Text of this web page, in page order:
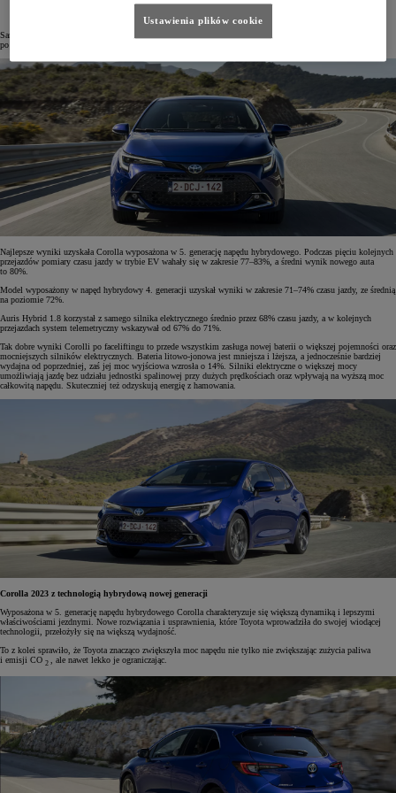
Samochody miały pięciokrotnie pokonać trasę o długości 11,9 km, wytyczoną ulicami Poznania. Przejazdy
po suchej nawierzchni w temperaturze kilku stopni powyżej zera zajmowały im średnio około 33 minuty.
Najlepsze wyniki uzyskała Corolla wyposażona w 5. generację napędu hybrydowego. Podczas pięciu kolejnych
przejazdów pomiary czasu jazdy w trybie EV wahały się w zakresie 77–83%, a średni wynik nowego auta
to 80%.
Model wyposażony w napęd hybrydowy 4. generacji uzyskał wyniki w zakresie 71–74% czasu jazdy, ze średnią
na poziomie 72%.
Auris Hybrid 1.8 korzystał z samego silnika elektrycznego średnio przez 68% czasu jazdy, a w kolejnych
przejazdach system telemetryczny wskazywał od 67% do 71%.
Tak dobre wyniki Corolli po faceliftingu to przede wszystkim zasługa nowej baterii o większej pojemności oraz
mocniejszych silników elektrycznych. Bateria litowo-jonowa jest mniejsza i lżejsza, a jednocześnie bardziej
wydajna od poprzedniej, zaś jej moc wyjściowa wzrosła o 14%. Silniki elektryczne o większej mocy
umożliwiają jazdę bez udziału jednostki spalinowej przy dużych prędkościach oraz wpływają na wyższą moc
całkowitą napędu. Skuteczniej też odzyskują energię z hamowania.
Corolla 2023 z technologią hybrydową nowej generacji
Wyposażona w 5. generację napędu hybrydowego Corolla charakteryzuje się większą dynamiką i lepszymi
właściwościami jezdnymi. Nowe rozwiązania i usprawnienia, które Toyota wprowadziła do swojej wiodącej
technologii, przełożyły się na większą wydajność.
To z kolei sprawiło, że Toyota znacząco zwiększyła moc napędu nie tylko nie zwiększając zużycia paliwa
i emisji CO 2 , ale nawet lekko je ograniczając.
Ustawienia plików cookie